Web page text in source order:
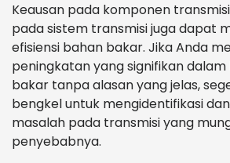
Keausan pada komponen
pada sistem transmisi juga dapat
efisiensi bahan bakar. Jika Anda
peningkatan yang signifikan
bakar tanpa alasan yang jelas,
bengkel untuk mengidentifikasi
masalah pada transmisi yang
penyebabnya.